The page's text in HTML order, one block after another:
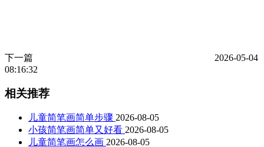
下一篇
2026-05-04
08:16:32
相关推荐
儿童简笔画简单步骤 2026-08-05
小孩简笔画简单又好看 2026-08-05
儿童简笔画怎么画 2026-08-05